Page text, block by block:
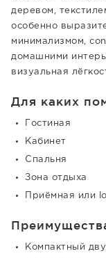
деревом,
особенно
минимализмом,
домашними
визуальная
Для каких
Гостиная
Кабинет
Спальня
Зона отдыха
Приёмная или
Компактный